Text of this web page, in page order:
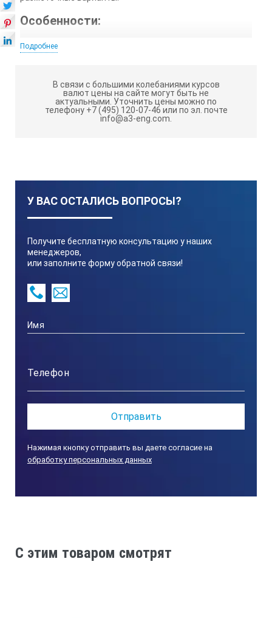
Особенности:
Угольник установочный для столярных и слесарных
работ
30х1,8 мм
Анодированный алюминиевый гриф с профильными
пазами, поперечным сечением 30х5 мм
Арт. №
Описание
Сталь
Размер мм
Сечение ребра мм
Сечение лезвия мм
504802
Подробнее
В связи с большими колебаниями курсов
валют цены на сайте могут быть не
актуальными. Уточнить цены можно по
телефону +7 (495) 120-07-46 или по эл. почте
info@a3-eng.com.
У ВАС ОСТАЛИСЬ ВОПРОСЫ?
Получите бесплатную консультацию у наших
менеджеров,
или заполните форму обратной связи!
Нажимая кнопку отправить вы даете согласие на
обработку персональных данных
C этим товаром смотрят